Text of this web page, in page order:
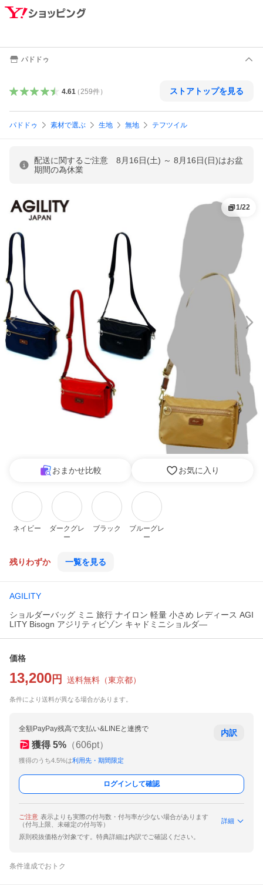
パドドゥ
4.61（ 259件） ストアトップを見る
パドドゥ 素材で選ぶ 生地 無地 テフツイル
配送に関するご注意 8月16日(土) ～ 8月16日(日)はお盆
期間の為休業
1/22
おまかせ比較 お気に入り
ネイビー
ダークグレ
ー
ブラック
ブルーグレ
ー
残りわずか 一覧を見る
AGILITY
ショルダーバッグ ミニ 旅行 ナイロン 軽量 小さめ レディース AGI
LITY Bisogn アジリティビゾン キャドミニショルダ―
価格
13,200 円 送料無料 （東京都）
条件により送料が異なる場合があります。
全額PayPay残高で支払い&LINEと連携で
獲得 5% （606pt）
獲得のうち4.5%は利用先・期間限定
内訳
ログインして確認
ご注意 表示よりも実際の付与数・付与率が少ない場合があります
（付与上限、未確定の付与等）
詳細
原則税抜価格が対象です。特典詳細は内訳でご確認ください。
条件達成でおトク